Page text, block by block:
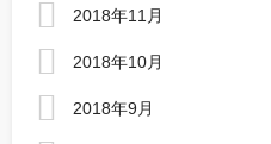
2018年11月
2018年10月
2018年9月